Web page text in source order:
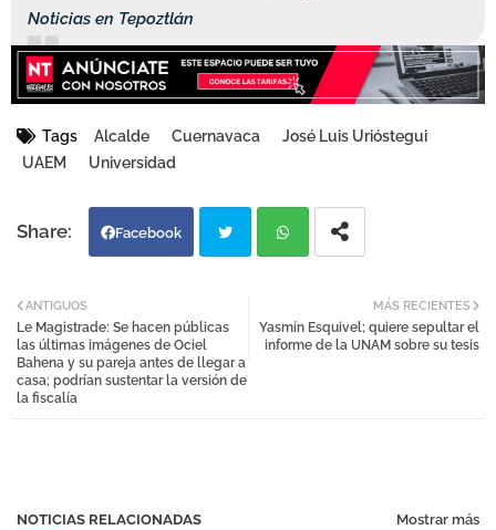
Noticias en Tepoztlán
Tags Alcalde Cuernavaca
José Luis Urióstegui
UAEM
Universidad
Facebook
tter atsa
MÁS RECIENTES
Yasmín Esquivel; quiere sepultar el
informe de la UNAM sobre su tesis
ANTIGUOS
Le Magistrade: Se hacen públicas
las últimas imágenes de Ociel
Bahena y su pareja antes de llegar a
casa; podrían sustentar la versión de
la fiscalía
NOTICIAS RELACIONADAS Mostrar más